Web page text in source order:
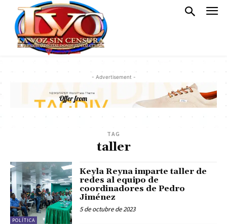
- Advertisement -
TAG
taller
POLÍTICA
Keyla Reyna imparte taller de
redes al equipo de
coordinadores de Pedro
Jiménez
5 de octubre de 2023